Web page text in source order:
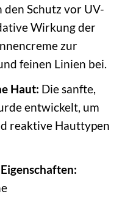
den Schutz vor UV-
Wirkung der
zur
feinen Linien bei.
Haut: Die sanfte,
entwickelt, um
reaktive Hauttypen